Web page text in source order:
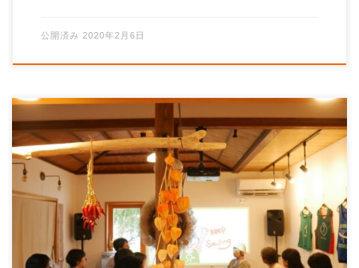
公開済み 2020年2月6日
てくてくひめじさんの「かきくけコラム」更新されまし
た！ くらしとしごと#11「農家＝フリーランサー!!」
ぜひお読みください！ […]